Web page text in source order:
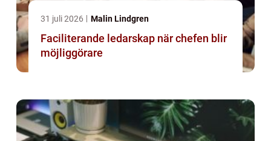
31 juli 2026 Malin Lindgren
Faciliterande ledarskap när chefen blir
möjliggörare